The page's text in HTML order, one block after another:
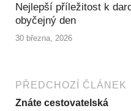
Nejlepší příležitost k
obyčejný den
30 března, 2026
PŘEDCHOZÍ ČLÁNEK
Znáte cestovatelská